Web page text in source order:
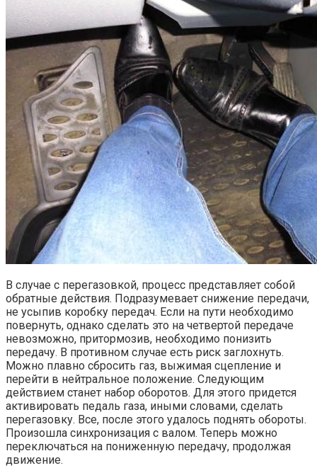
В случае с перегазовкой, процесс представляет собой
обратные действия. Подразумевает снижение передачи,
не усыпив коробку передач. Если на пути необходимо
повернуть, однако сделать это на четвертой передаче
невозможно, притормозив, необходимо понизить
передачу. В противном случае есть риск заглохнуть.
Можно плавно сбросить газ, выжимая сцепление и
перейти в нейтральное положение. Следующим
действием станет набор оборотов. Для этого придется
активировать педаль газа, иными словами, сделать
перегазовку. Все, после этого удалось поднять обороты.
Произошла синхронизация с валом. Теперь можно
переключаться на пониженную передачу, продолжая
движение.